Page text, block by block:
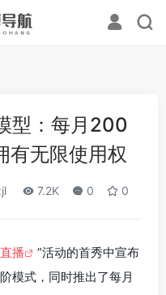
型：每月200
有无限使用权
7.2K 0 0
直播
”活动的首秀中宣布
模式，同时推出了每月